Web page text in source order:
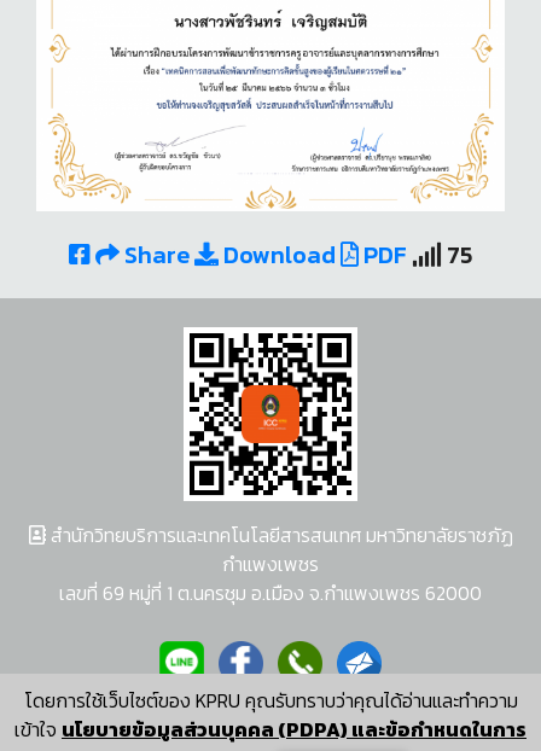
Share Download PDF 75
โดยการใช้เว็บไซต์ของ KPRU คุณรับทราบว่าคุณได้อ่านและทำความ
เข้าใจ นโยบายข้อมูลส่วนบุคคล (PDPA) และข้อกำหนดในการ
สำนักวิทยบริการและเทคโนโลยีสารสนเทศ มหาวิทยาลัยราชภัฏ
กำแพงเพชร
เลขที่ 69 หมู่ที่ 1 ต.นครชุม อ.เมือง จ.กำแพงเพชร 62000
ผู้พัฒนาระบบ อนุชา พวงผกา